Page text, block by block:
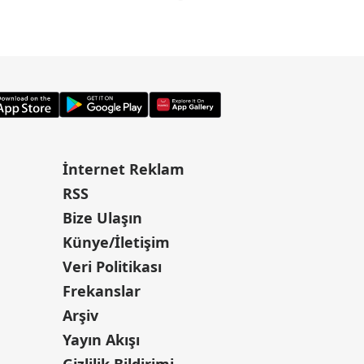
İnternet Reklam
RSS
Bize Ulaşın
Künye/İletişim
Veri Politikası
Frekanslar
Arşiv
Yayın Akışı